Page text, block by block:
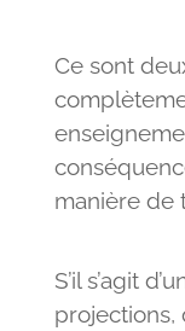
Ce sont
manière de
S’il s’agit
projections,